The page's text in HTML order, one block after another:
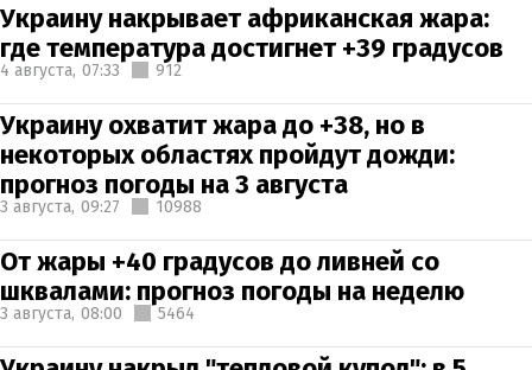
Украину накрывает африканская жара:
где температура достигнет +39 градусов
4 августа, 07:33 912
Украину охватит жара до +38, но в
некоторых областях пройдут дожди:
прогноз погоды на 3 августа
3 августа, 09:27 10988
От жары +40 градусов до ливней со
шквалами: прогноз погоды на неделю
3 августа, 08:00 5464